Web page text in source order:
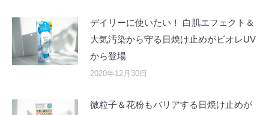
デイリーに使いたい！ 白肌エフェクト＆
大気汚染から守る日焼け止めがビオレUV
から登場
2020年12月30日
微粒子＆花粉もバリアする日焼け止めが